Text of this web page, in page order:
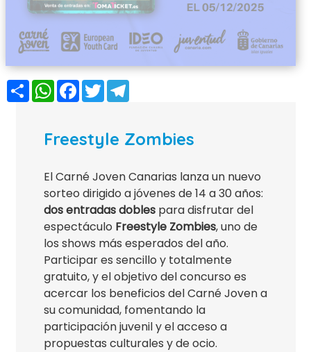
CompartirWhatsAppFacebook
Twitter
Freestyle Zombies
El Carné Joven Canarias lanza un nuevo
sorteo dirigido a jóvenes de 14 a 30 años:
dos entradas doblespara disfrutar del
espectáculo Freestyle Zombies, uno de
los shows más esperados del año.
Participar es sencillo y totalmente
gratuito, y el objetivo del concurso es
acercar los beneficios del Carné Joven a
su comunidad, fomentando la
participación juvenil y el acceso a
propuestas culturales y de ocio.